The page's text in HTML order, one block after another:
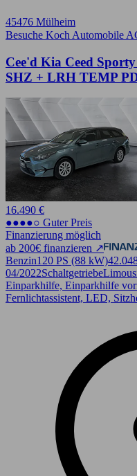
45476 Mülheim
Besuche Koch Automobile
Cee'd Kia Ceed
SHZ + LRH TEMP
16.490 €
●●●●○ Guter Preis
Finanzierung möglich
ab 200€ finanzieren ↗
Benzin120 PS (88 kW)
04/2022Schaltgetriebe
Einparkhilfe, Einparkhilfe
Fernlichtassistent, LED,